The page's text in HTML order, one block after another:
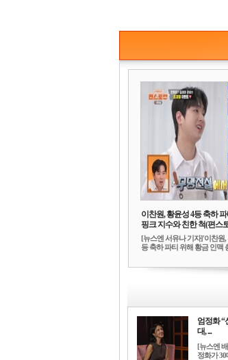
이찬원, 황윤성 4등 축하
핑크 지수와 친한 척(편스
[뉴스엔 서유나 기자]'이찬원
등 축하 파티 위해 황금 인맥
엄정화 “
대, ...
[뉴스엔
정화가